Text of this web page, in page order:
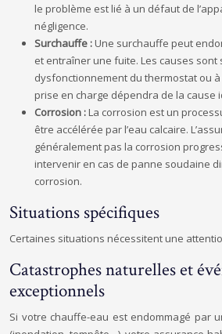
le problème est lié à un défaut de
négligence.
Surchauffe :Une surchauffe peut
et entraîner une fuite. Les causes sont
dysfonctionnement du thermostat ou
prise en charge dépendra de la cause
Corrosion :La corrosion est un
être accélérée par l’eau calcaire.
généralement pas la corrosion
intervenir en cas de panne soudaine
corrosion.
Situations spécifiques
Certaines situations nécessitent une
Catastrophes naturelles et
exceptionnels
Si votre chauffe-eau est endommagé par